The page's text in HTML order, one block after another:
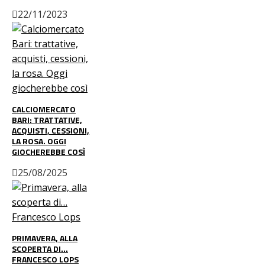
22/11/2023
CALCIOMERCATO
BARI: TRATTATIVE,
ACQUISTI, CESSIONI,
LA ROSA. OGGI
GIOCHEREBBE COSÌ
25/08/2025
PRIMAVERA, ALLA
SCOPERTA DI…
FRANCESCO LOPS